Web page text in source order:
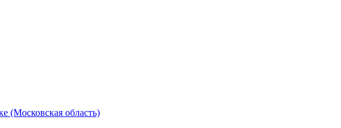
(Московская область)